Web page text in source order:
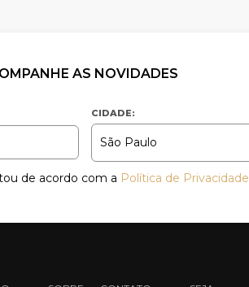
AS NOVIDADES
CIDADE:
de acordo com a Política de Privacidade